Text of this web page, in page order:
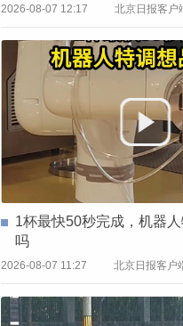
2026-08-07 12:17 北京日报客户
1杯最快50秒完成，机器
吗
2026-08-07 11:27 北京日报客户